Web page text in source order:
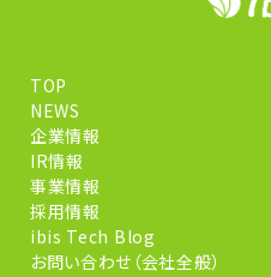
TOP
NEWS
企業情報
IR情報
事業情報
採用情報
ibis Tech Blog
お問い合わせ（会社全般）